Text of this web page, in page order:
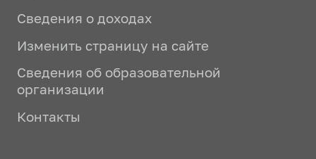
Сведения о доходах
Изменить страницу на сайте
Сведения об образовательной
организации
Контакты